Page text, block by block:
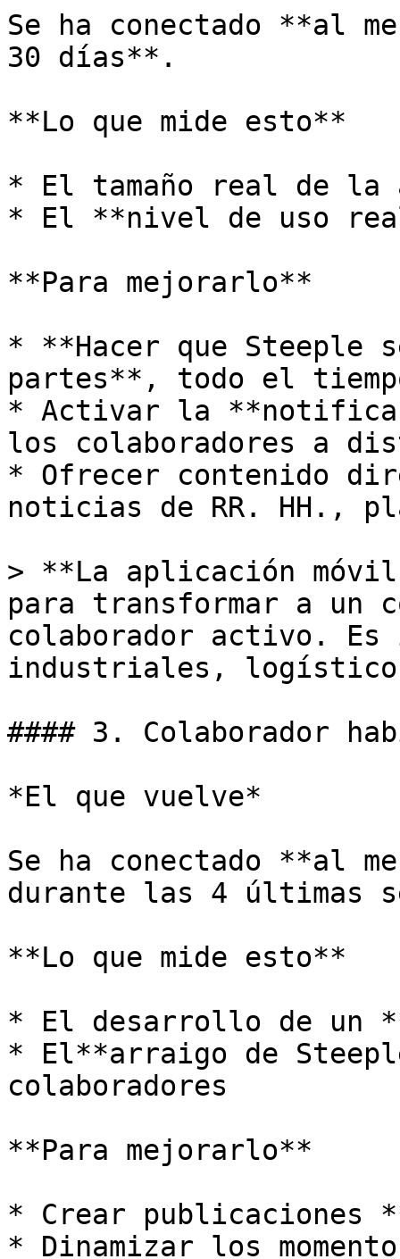
Se ha conectado **al
30 días**.
**Lo que mide esto**
* El tamaño real de la
* El **nivel de uso
**Para mejorarlo**
* **Hacer que Steeple
partes**, todo el
* Activar la
los colaboradores a
* Ofrecer contenido
noticias de RR. HH.,
> **La aplicación
para transformar a un
colaborador activo. Es
industriales,
#### 3. Colaborador
*El que vuelve*
Se ha conectado **al
durante las 4 últimas
**Lo que mide esto**
* El desarrollo de un
* El**arraigo de
colaboradores
**Para mejorarlo**
* Crear publicaciones
* Dinamizar los